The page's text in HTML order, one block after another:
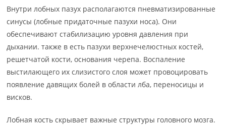
Внутри лобных пазух располагаются пневматизированные
синусы (лобные придаточные пазухи носа). Они
обеспечивают стабилизацию уровня давления при
дыхании. также в есть пазухи верхнечелюстных костей,
решетчатой кости, основания черепа. Воспаление
выстилающего их слизистого слоя может провоцировать
появление давящих болей в области лба, переносицы и
висков.
Лобная кость скрывает важные структуры головного мозга.